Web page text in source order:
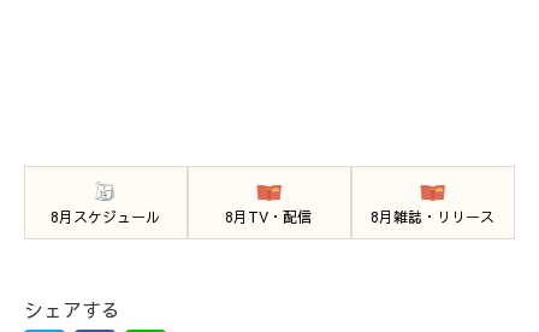
8月スケジュール 8月TV・配信 8月雑誌・リリース
シェアする